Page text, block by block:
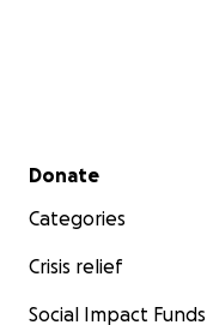
Secondary menu
Donate
Categories
Crisis relief
Social Impact Funds